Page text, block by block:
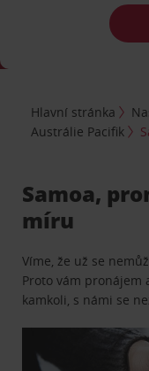
Hlavní stránka
Austrálie Pacifik
Samoa,
míru
Víme, že už se
Proto vám pronájem
kamkoli, s námi se